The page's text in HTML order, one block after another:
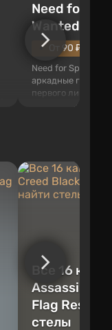
Need for
Wanted
От 90 ₽
Need for Speed:
аркадные гонки с
первого лица. В
нарушите
Все 16
Assassin's
Flag
стелы